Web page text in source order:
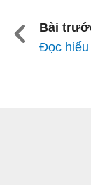
Bài
Đọc